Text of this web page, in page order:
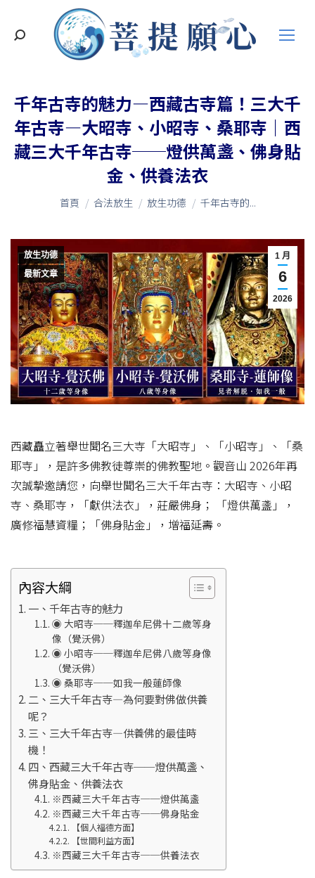
搜
千年古寺的魅力—西藏古寺篇！三大千
年古寺—大昭寺、小昭寺、桑耶寺｜西
藏三大千年古寺──燈供萬盞、佛身貼
金、供養法衣
您在這裡：
首頁 合法放生 放生功德 千年古寺的...
1 月
6
2026
放生功德
最新文章
西藏矗立著舉世聞名三大寺「大昭寺」、「小昭寺」、「桑
耶寺」，是許多佛教徒尊崇的佛教聖地。觀音山 2026年再
次誠摯邀請您，向舉世聞名三大千年古寺：大昭寺、小昭
寺、桑耶寺，「獻供法衣」，莊嚴佛身； 「燈供萬盞」，
廣修福慧資糧；「佛身貼金」，增福延壽。
內容大綱
一、千年古寺的魅力
◉ 大昭寺──釋迦牟尼佛十二歲等身
像（覺沃佛）
◉ 小昭寺──釋迦牟尼佛八歲等身像
（覺沃佛）
◉ 桑耶寺──如我一般蓮師像
二、三大千年古寺—為何要對佛做供養
呢？
三、三大千年古寺—供養佛的最佳時
機！
四、西藏三大千年古寺──燈供萬盞、
佛身貼金、供養法衣
※西藏三大千年古寺──燈供萬盞
※西藏三大千年古寺──佛身貼金
【個人福德方面】
【世間利益方面】
※西藏三大千年古寺──供養法衣